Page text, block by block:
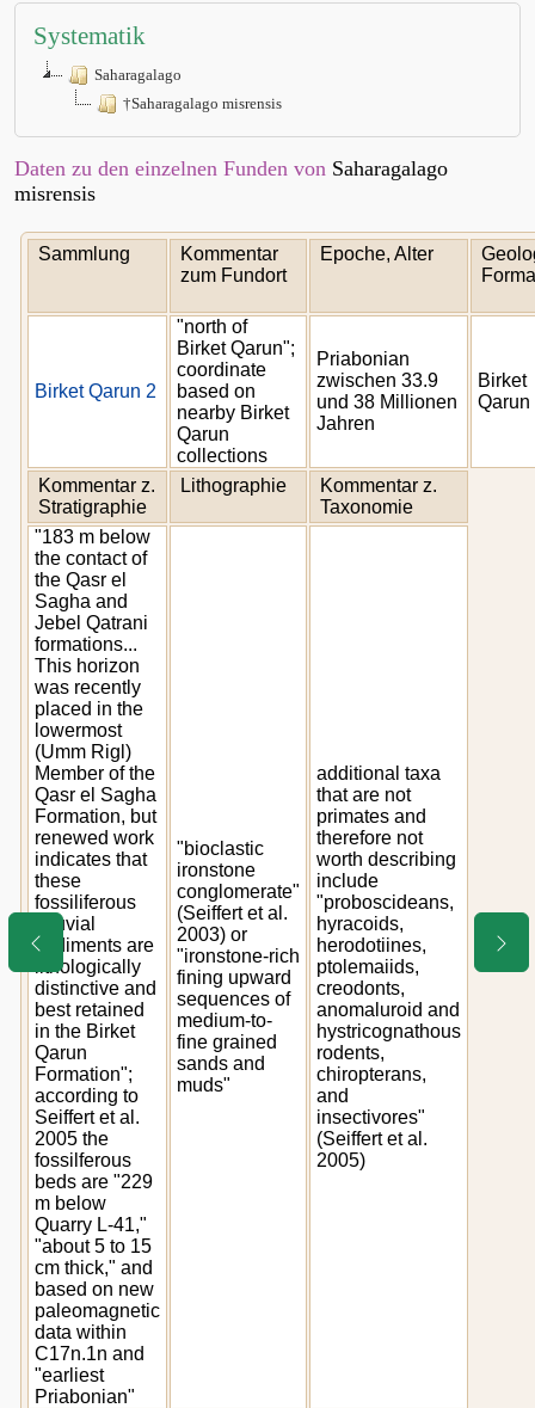
Systematik
Saharagalago
†Saharagalago misrensis
Daten zu den einzelnen Funden von Saharagalago
misrensis
Sammlung
Kommentar
zum Fundort
Epoche, Alter
Birket Qarun 2
"north of
Birket Qarun";
coordinate
based on
nearby Birket
Qarun
collections
Priabonian
zwischen 33.9
und 38 Millionen
Jahren
Birket
Qarun
Kommentar z.
Stratigraphie
Lithographie
Kommentar z.
Taxonomie
"183 m below
the contact of
the Qasr el
Sagha and
Jebel Qatrani
formations...
This horizon
was recently
placed in the
lowermost
(Umm Rigl)
Member of the
Qasr el Sagha
Formation, but
renewed work
indicates that
these
fossiliferous
alluvial
sediments are
lithologically
distinctive and
best retained
in the Birket
Qarun
Formation";
according to
Seiffert et al.
2005 the
fossilferous
beds are "229
m below
Quarry L-41,"
"about 5 to 15
cm thick," and
based on new
paleomagnetic
data within
C17n.1n and
"earliest
Priabonian"
"bioclastic
ironstone
conglomerate"
(Seiffert et al.
2003) or
"ironstone-rich
fining upward
sequences of
medium-to-
fine grained
sands and
muds"
additional taxa
that are not
primates and
therefore not
worth describing
include
"proboscideans,
hyracoids,
herodotiines,
ptolemaiids,
creodonts,
anomaluroid and
hystricognathous
rodents,
chiropterans,
and
insectivores"
(Seiffert et al.
2005)